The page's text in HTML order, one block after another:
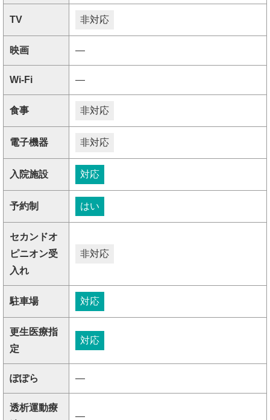
TV 非対応
映画 ―
Wi-Fi ―
食事 非対応
電子機器 非対応
入院施設 対応
予約制 はい
セカンドオ
ピニオン受
入れ
非対応
駐車場 対応
更生医療指
定
対応
ぽぽら ―
透析運動療
―